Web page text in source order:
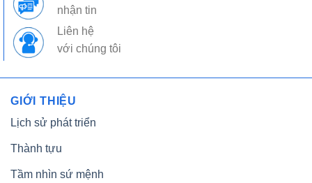
nhận tin
Liên hệ
với chúng tôi
GIỚI THIỆU
Lịch sử phát triển
Thành tựu
Tầm nhìn sứ mệnh